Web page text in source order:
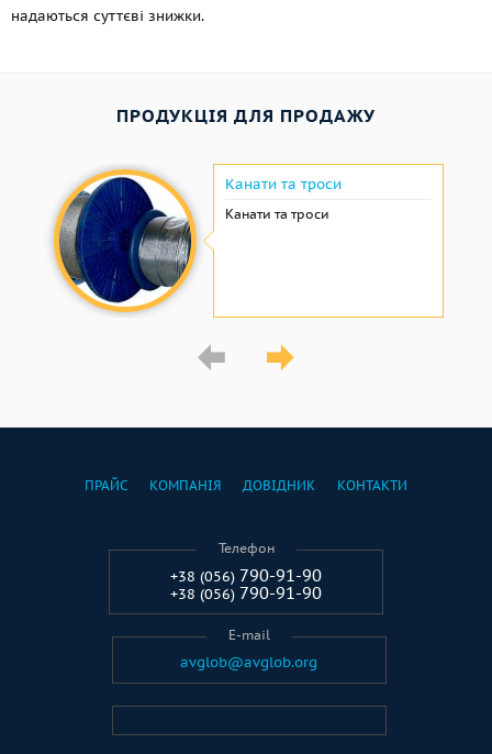
надаються суттєві знижки.
ПРОДУКЦІЯ ДЛЯ ПРОДАЖУ
Канати та троси
Канати та троси
ПРАЙС КОМПАНІЯ ДОВІДНИК КОНТАКТИ
Телефон
+38 (056) 790-91-90
+38 (056) 790-91-90
E-mail
avglob@avglob.org